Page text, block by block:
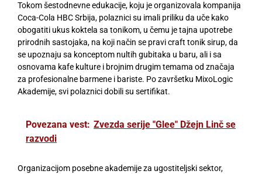
Tokom šestodnevne edukacije, koju je organizovala kompanija
Coca-Cola HBC Srbija, polaznici su imali priliku da uče kako
obogatiti ukus koktela sa tonikom, u čemu je tajna upotrebe
prirodnih sastojaka, na koji način se pravi craft tonik sirup, da
se upoznaju sa konceptom nultih gubitaka u baru, ali i sa
osnovama kafe kulture i brojnim drugim temama od značaja
za profesionalne barmene i bariste. Po završetku MixoLogic
Akademije, svi polaznici dobili su sertifikat.
Povezana vest: Zvezda serije "Glee" Džejn Linč se
razvodi
Organizacijom posebne akademije za ugostiteljski sektor,